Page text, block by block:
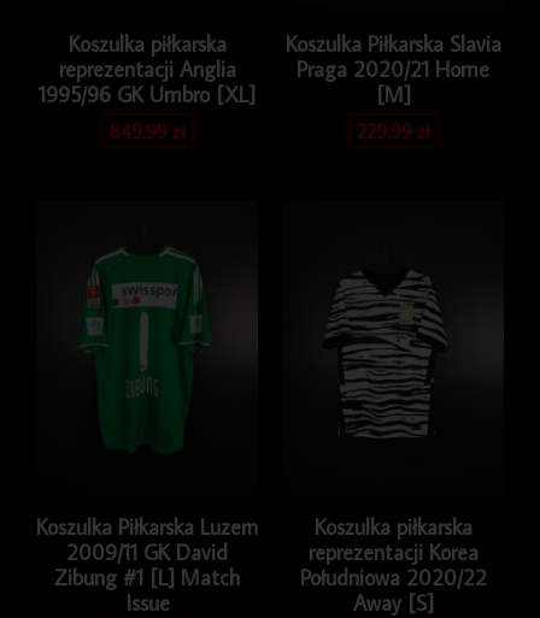
Koszulka piłkarska
reprezentacji Anglia
1995/96 GK Umbro [XL]
849.99zł
Koszulka Piłkarska Slavia
Praga 2020/21 Home
[M]
229.99zł
Koszulka Piłkarska Luzern
2009/11 GK David
Zibung #1 [L] Match
Issue
Koszulka piłkarska
reprezentacji Korea
Południowa 2020/22
Away [S]